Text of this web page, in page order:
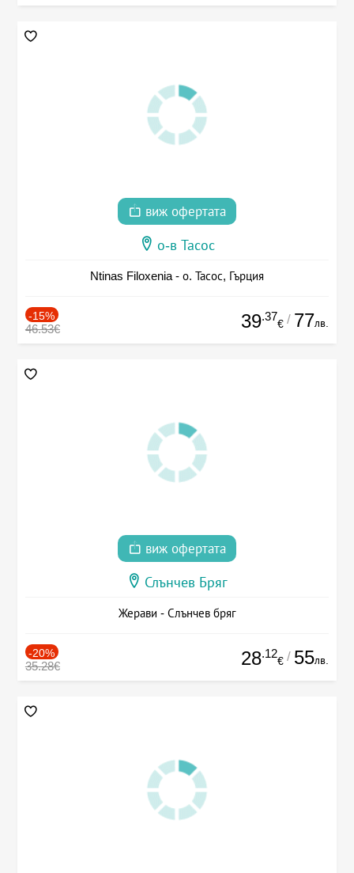
виж офертата
о-в Тасос
Ntinas Filoxenia - о. Тасос, Гърция
-15%
46.53€ 39.37
€ / 77лв.
виж офертата
Слънчев Бряг
Жерави - Слънчев бряг
-20%
35.28€ 28.12
€ / 55лв.